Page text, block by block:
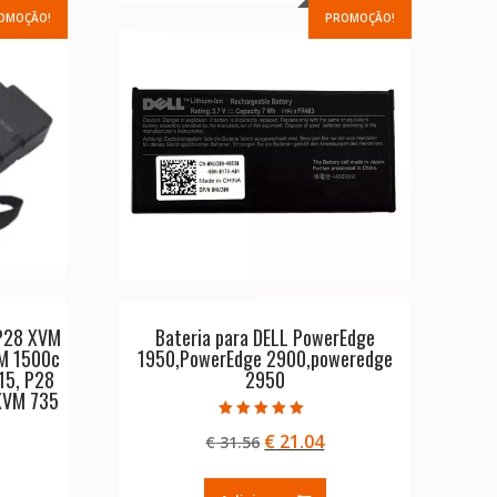
XVM
1500c
P28
735
PROMOÇÃO!
Bateria para DELL PowerEdge
1950,PowerEdge 2900,poweredge
2950
5.00
de 5
€31.56 O
original
€ 21.04O